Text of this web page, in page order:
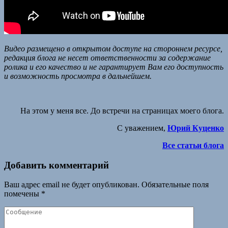
Видео размещено в открытом доступе на стороннем ресурсе,
редакция блога не несет ответственности за содержание
ролика и его качество и не гарантирует Вам его доступность
и возможность просмотра в дальнейшем.
На этом у меня все. До встречи на страницах моего блога.
С уважением, Юрий Куценко
Все статьи блога
Добавить комментарий
Ваш адрес email не будет опубликован. Обязательные поля
помечены *